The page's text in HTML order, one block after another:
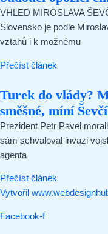
VHLED MIROSLAVA
Slovensko je podle
vztahů i k možnému
Přečíst článek
Turek do vlády?
směšné, míní
Prezident Petr Pavel
sám schvaloval invazi
agenta
Přečíst článek
Vytvořil
Facebook-f